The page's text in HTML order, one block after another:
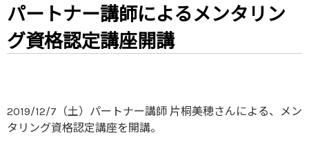
パートナー講師によるメンタリン
グ資格認定講座開講
2019/12/7（土）パートナー講師 片桐美穂さんによる、メン
タリング資格認定講座を開講。